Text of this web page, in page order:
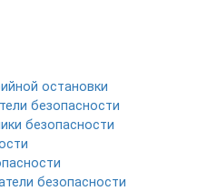
остановки
безопасности
безопасности
безопасности